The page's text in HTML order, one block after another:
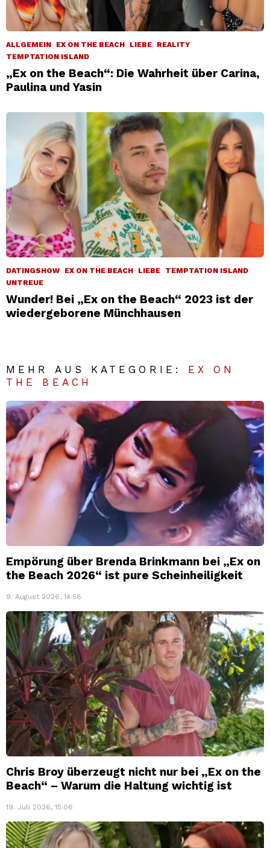
ALLGEMEIN EX ON THE BEACH LIEBE
REALITY
TEMPTATION ISLAND
„Ex on the Beach“: Die Wahrheit über Carina,
Paulina und Yasin
DATINGSHOW EX ON THE BEACH LIEBE
TEMPTATION ISLAND
UNTREUE
Wunder! Bei „Ex on the Beach“ 2023 ist der
wiedergeborene Münchhausen
MEHR AUS KATEGORIE: EX ON
THE BEACH
Empörung über Brenda Brinkmann bei „Ex on
the Beach 2026“ ist pure Scheinheiligkeit
9. August 2026, 14:58
Chris Broy überzeugt nicht nur bei „Ex on the
Beach“ – Warum die Haltung wichtig ist
19. Juli 2026, 15:06